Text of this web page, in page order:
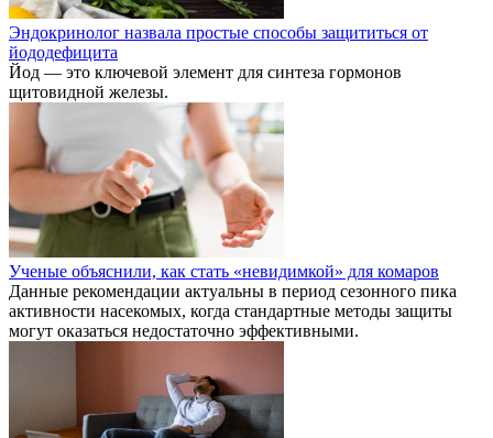
Эндокринолог назвала простые способы защититься от
йододефицита
Йод — это ключевой элемент для синтеза гормонов
щитовидной железы.
Ученые объяснили, как стать «невидимкой» для комаров
Данные рекомендации актуальны в период сезонного пика
активности насекомых, когда стандартные методы защиты
могут оказаться недостаточно эффективными.